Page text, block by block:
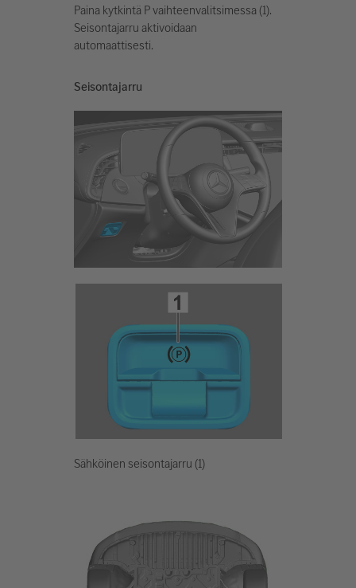
Paina kytkintä P vaihteenvalitsimessa (1).
Seisontajarru aktivoidaan
automaattisesti.
Seisontajarru
Sähköinen seisontajarru (1)